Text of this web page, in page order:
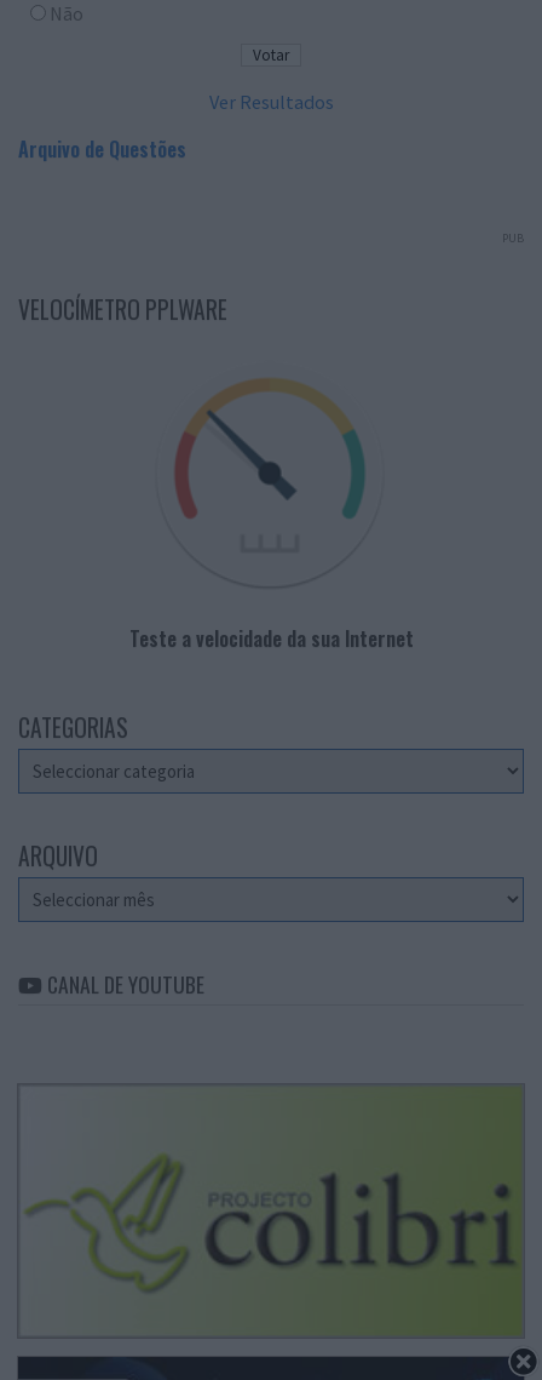
Não
Ver Resultados
Arquivo de Questões
PUB
VELOCÍMETRO PPLWARE
Teste a velocidade da sua Internet
CATEGORIAS
Categorias
ARQUIVO
Arquivo
CANAL DE YOUTUBE